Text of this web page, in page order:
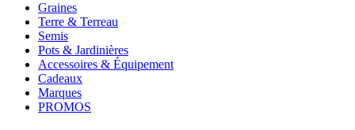
Graines
Terre & Terreau
Semis
Pots & Jardinières
Accessoires & Équipement
Cadeaux
Marques
PROMOS